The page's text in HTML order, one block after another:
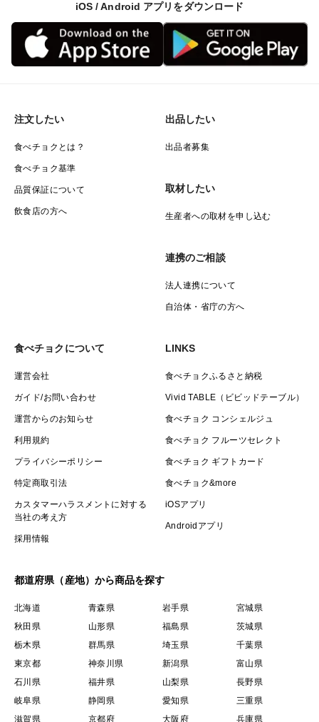
iOS / Android アプリをダウンロード
注文したい
食べチョクとは？
食べチョク基準
品質保証について
飲食店の方へ
出品したい
出品者募集
取材したい
生産者への取材を申し込む
連携のご相談
法人連携について
自治体・省庁の方へ
食べチョクについて
運営会社
ガイド/お問い合わせ
運営からのお知らせ
利用規約
プライバシーポリシー
特定商取引法
カスタマーハラスメントに対する
当社の考え方
採用情報
LINKS
食べチョクふるさと納税
Vivid TABLE（ビビッドテーブル）
食べチョク コンシェルジュ
食べチョク フルーツセレクト
食べチョク ギフトカード
食べチョク&more
iOSアプリ
Androidアプリ
都道府県（産地）から商品を探す
北海道 青森県 岩手県
宮城県
秋田県
山形県 福島県
茨城県
栃木県
群馬県 埼玉県
千葉県
東京都
神奈川県 新潟県
富山県
石川県
福井県 山梨県
長野県
岐阜県
静岡県 愛知県
三重県
滋賀県
京都府 大阪府 兵庫県